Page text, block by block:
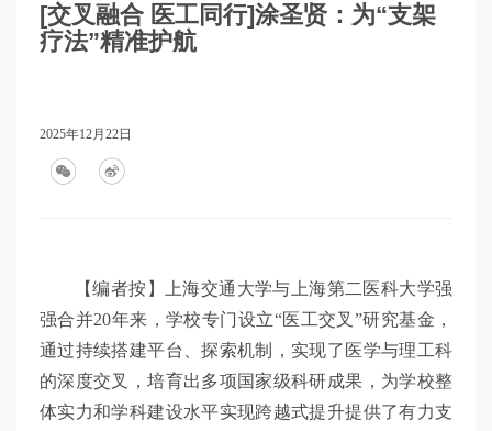
要
[交叉融合 医工同行]涂圣贤：为“支架
疗法”精准护航
2025年12月22日
【编者按】上海交通大学与上海第二医科大学强
强合并20年来，学校专门设立“医工交叉”研究基金，
通过持续搭建平台、探索机制，实现了医学与理工科
的深度交叉，培育出多项国家级科研成果，为学校整
体实力和学科建设水平实现跨越式提升提供了有力支